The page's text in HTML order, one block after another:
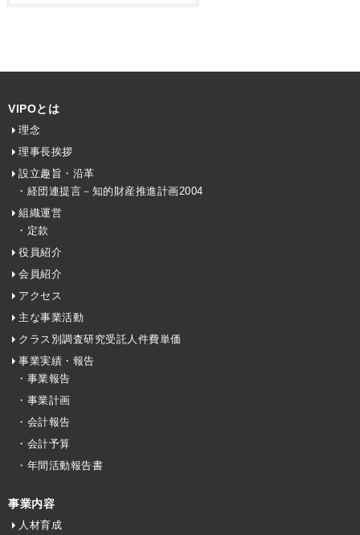
VIPOとは
理念
理事長挨拶
設立趣旨・沿革
・経団連提言－知的財産推進計画2004
組織運営
・定款
役員紹介
会員紹介
アクセス
主な事業活動
クラス別調査研究受託人件費単価
事業実績・報告
・事業報告
・事業計画
・会計報告
・会計予算
・年間活動報告書
事業内容
人材育成